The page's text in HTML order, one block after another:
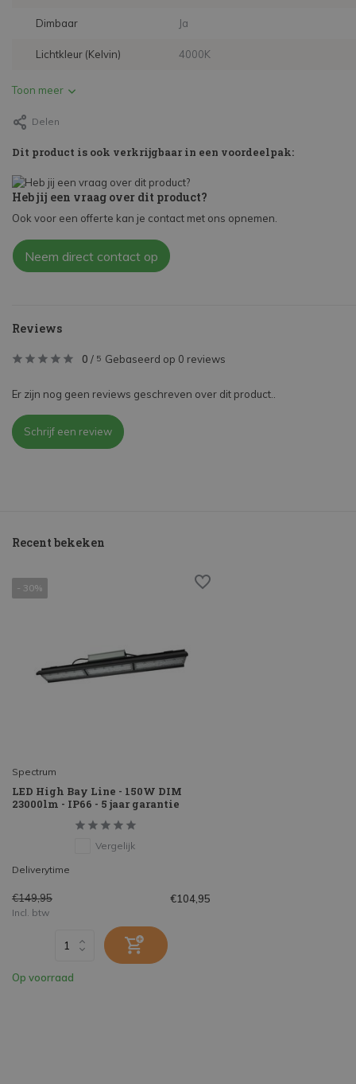
Dimbaar Ja
Lichtkleur (Kelvin) 4000K
Toon meer
Delen
Dit product is ook verkrijgbaar in een voordeelpak:
Heb jij een vraag over dit product?
Ook voor een offerte kan je contact met ons opnemen.
Neem direct contact op
Reviews
0 / 5 Gebaseerd op 0 reviews
Er zijn nog geen reviews geschreven over dit product..
Schrijf een review
Recent bekeken
- 30%
Spectrum
LED High Bay Line - 150W DIM
23000lm - IP66 - 5 jaar garantie
Vergelijk
Deliverytime
€149,95 €104,95
Incl. btw
Op voorraad